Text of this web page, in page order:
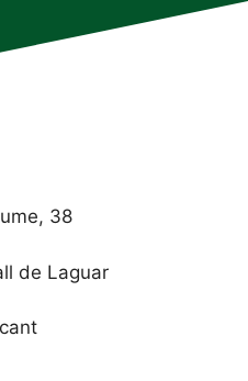
38
de Laguar